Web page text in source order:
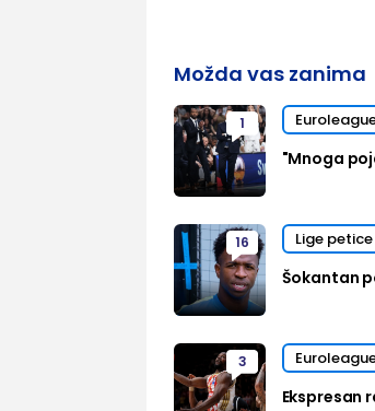
Možda vas zanima
1
"Mnoga
16 Lige petice
Šokantan
3
Ekspresan